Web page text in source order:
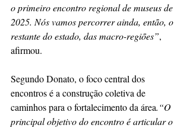
o primeiro encontro regional de museus de
2025. Nós vamos percorrer ainda, então, o
restante do estado, das macro-regiões”,
afirmou.
Segundo Donato, o foco central dos
encontros é a construção coletiva de
caminhos para o fortalecimento da área.“O
principal objetivo do encontro é articular o